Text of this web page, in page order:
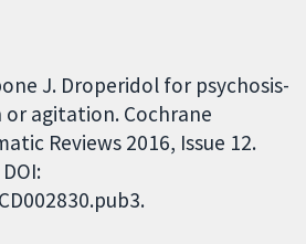
J. Droperidol for psychosis-
or agitation. Cochrane
Reviews 2016, Issue 12.